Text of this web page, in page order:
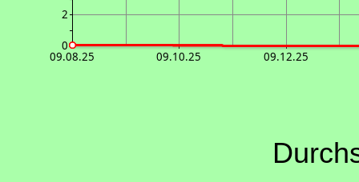
2
0
09.08.25 09.10.25 09.12.25